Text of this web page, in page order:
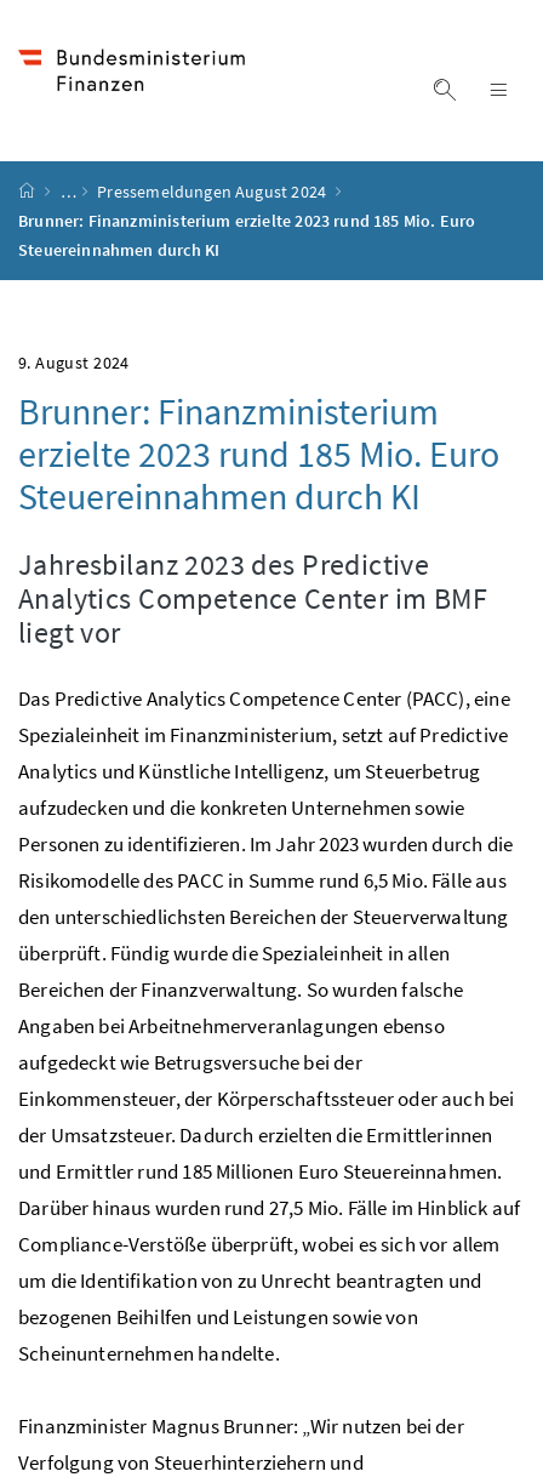
Suche
Startseite
…
Pressemeldungen August 2024
Brunner: Finanzministerium erzielte 2023 rund 185 Mio. Euro
Steuereinnahmen durch KI
9. August 2024
Brunner: Finanzministerium
erzielte 2023 rund 185 Mio. Euro
Steuereinnahmen durch KI
Jahresbilanz 2023 des Predictive
Analytics Competence Center im BMF
liegt vor
Das Predictive Analytics Competence Center (PACC), eine
Spezialeinheit im Finanzministerium, setzt auf Predictive
Analytics und Künstliche Intelligenz, um Steuerbetrug
aufzudecken und die konkreten Unternehmen sowie
Personen zu identifizieren. Im Jahr 2023 wurden durch die
Risikomodelle des PACC in Summe rund 6,5 Mio. Fälle aus
den unterschiedlichsten Bereichen der Steuerverwaltung
überprüft. Fündig wurde die Spezialeinheit in allen
Bereichen der Finanzverwaltung. So wurden falsche
Angaben bei Arbeitnehmerveranlagungen ebenso
aufgedeckt wie Betrugsversuche bei der
Einkommensteuer, der Körperschaftssteuer oder auch bei
der Umsatzsteuer. Dadurch erzielten die Ermittlerinnen
und Ermittler rund 185 Millionen Euro Steuereinnahmen.
Darüber hinaus wurden rund 27,5 Mio. Fälle im Hinblick auf
Compliance-Verstöße überprüft, wobei es sich vor allem
um die Identifikation von zu Unrecht beantragten und
bezogenen Beihilfen und Leistungen sowie von
Scheinunternehmen handelte.
Finanzminister Magnus Brunner: „Wir nutzen bei der
Verfolgung von Steuerhinterziehern und